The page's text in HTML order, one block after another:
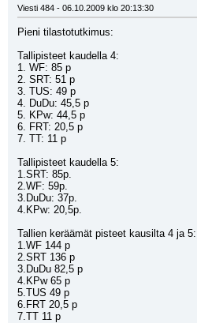
Viesti 484 - 06.10.2009 klo 20:13:30
Pieni tilastotutkimus:
Tallipisteet kaudella 4:
1. WF: 85 p
2. SRT: 51 p
3. TUS: 49 p
4. DuDu: 45,5 p
5. KPw: 44,5 p
6. FRT: 20,5 p
7. TT: 11 p
Tallipisteet kaudella 5:
1.SRT: 85p.
2.WF: 59p.
3.DuDu: 37p.
4.KPw: 20,5p.
Tallien keräämät pisteet kausilta 4 ja 5:
1.WF 144 p
2.SRT 136 p
3.DuDu 82,5 p
4.KPw 65 p
5.TUS 49 p
6.FRT 20,5 p
7.TT 11 p